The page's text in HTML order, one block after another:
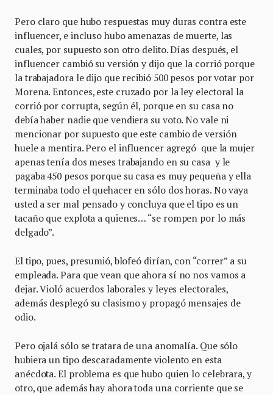
Pero claro que hubo respuestas muy duras contra este
influencer, e incluso hubo amenazas de muerte, las
cuales, por supuesto son otro delito. Días después, el
influencer cambió su versión y dijo que la corrió porque
la trabajadora le dijo que recibió 500 pesos por votar por
Morena. Entonces, este cruzado por la ley electoral la
corrió por corrupta, según él, porque en su casa no
debía haber nadie que vendiera su voto. No vale ni
mencionar por supuesto que este cambio de versión
huele a mentira. Pero el influencer agregó que la mujer
apenas tenía dos meses trabajando en su casa y le
pagaba 450 pesos porque su casa es muy pequeña y ella
terminaba todo el quehacer en sólo dos horas. No vaya
usted a ser mal pensado y concluya que el tipo es un
tacaño que explota a quienes… “se rompen por lo más
delgado”.
El tipo, pues, presumió, blofeó dirían, con “correr” a su
empleada. Para que vean que ahora sí no nos vamos a
dejar. Violó acuerdos laborales y leyes electorales,
además desplegó su clasismo y propagó mensajes de
odio.
Pero ojalá sólo se tratara de una anomalía. Que sólo
hubiera un tipo descaradamente violento en esta
anécdota. El problema es que hubo quien lo celebrara, y
otro, que además hay ahora toda una corriente que se